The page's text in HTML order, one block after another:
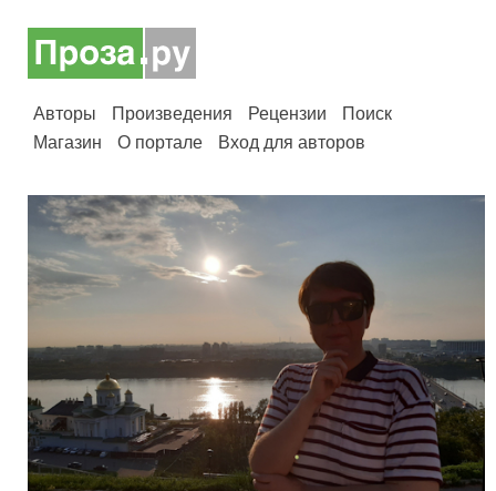
Авторы Произведения Рецензии
Поиск
Магазин
О портале Вход для авторов